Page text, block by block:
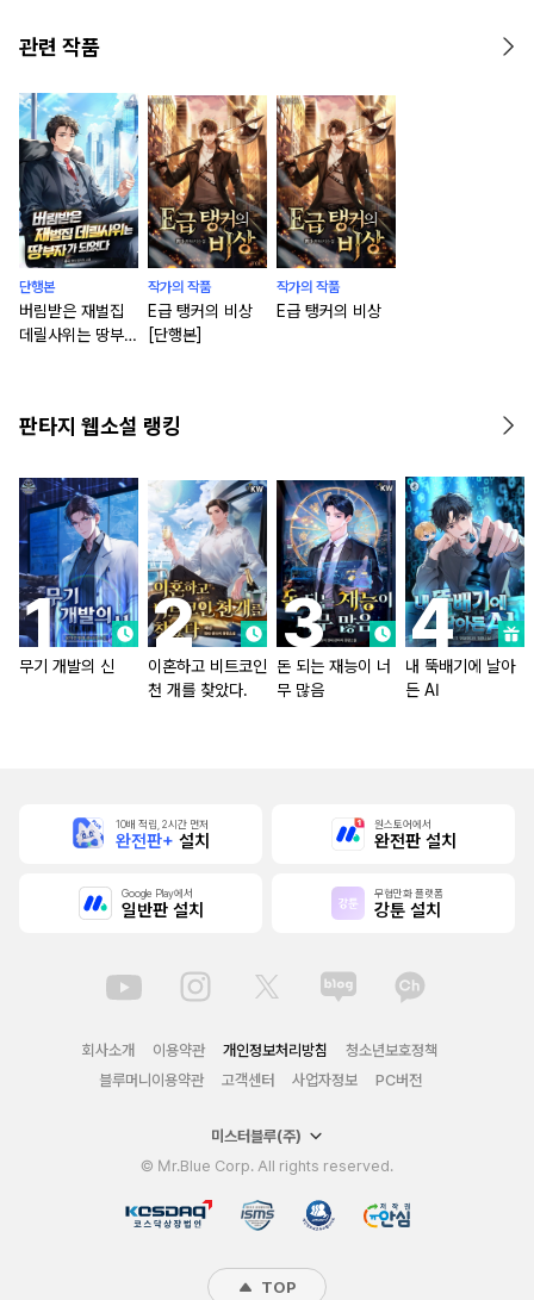
관련 작품
단행본
버림받은 재벌집
데릴사위는 땅부자
작가의 작품
E급 탱커의 비상
[단행본]
작가의 작품
E급 탱커의 비상
판타지 웹소설 랭킹
무기 개발의 신
이혼하고 비트코인
천 개를 찾았다.
돈 되는 재능이 너
무 많음
내 뚝배기에 날아
든 AI
10배 적립, 2시간 먼저
완전판+ 설치
원스토어에서
완전판 설치
Google Play에서
일반판 설치
무협만화 플랫폼
강툰 설치
회사소개 이용약관 개인정보처리방침
청소년보호정책
블루머니이용약관
고객센터 사업자정보 PC버전
미스터블루(주)
© Mr.Blue Corp. All rights reserved.
TOP